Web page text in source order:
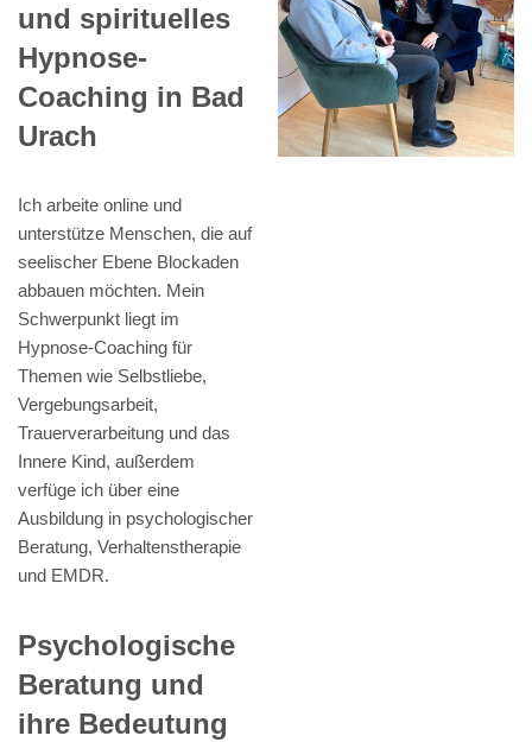
und spirituelles
Hypnose-
Coaching in Bad
Urach
Ich arbeite online und
unterstütze Menschen, die auf
seelischer Ebene Blockaden
abbauen möchten. Mein
Schwerpunkt liegt im
Hypnose-Coaching für
Themen wie Selbstliebe,
Vergebungsarbeit,
Trauerverarbeitung und das
Innere Kind, außerdem
verfüge ich über eine
Ausbildung in psychologischer
Beratung, Verhaltenstherapie
und EMDR.
Psychologische
Beratung und
ihre Bedeutung